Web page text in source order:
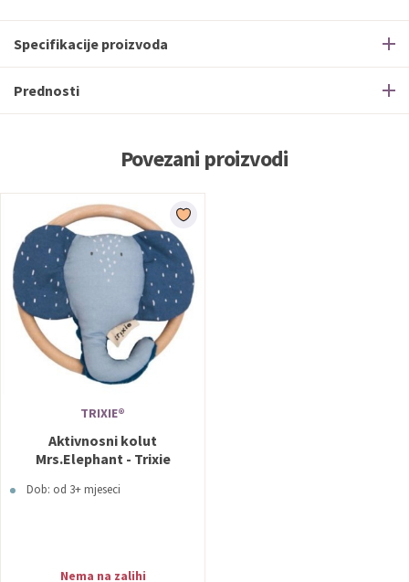
Specifikacije proizvoda
Prednosti
Povezani proizvodi
TRIXIE®
Aktivnosni kolut
Mrs.Elephant - Trixie
Dob: od 3+ mjeseci
Nema na zalihi